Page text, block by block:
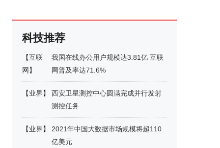
科技推荐
【互联
网 】
我国在线办公用户规模达3.81亿 互联
网普及率达71.6%
【业界】
西安卫星测控中心圆满完成并行发射
测控任务
【业界】
2021年中国大数据市场规模将超110
亿美元